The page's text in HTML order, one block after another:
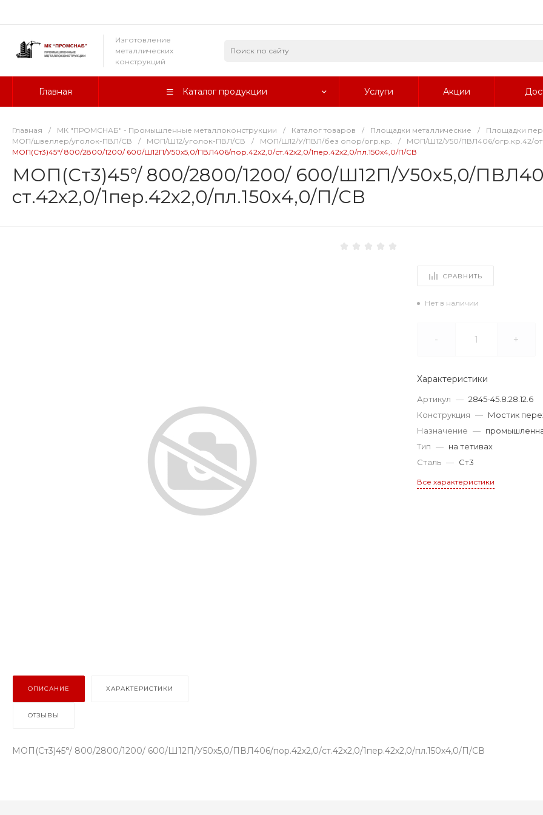
Изготовление
металлических
конструкций
Главная Каталог продукции Услуги Акции
Главная / МК "ПРОМСНАБ" - Промышленные металлоконструкции / Каталог товаров / Площадки металлические / Площадки
МОП/швеллер/уголок-ПВЛ/СВ
/ МОП/Ш12/уголок-ПВЛ/СВ / МОП/Ш12/У/ПВЛ/без опор/огр.кр. / МОП/Ш12/У50/ПВЛ406/огр.кр.42/
МОП(Ст3)45°/ 800/2800/1200/ 600/Ш12П/У50х5,0/ПВЛ406/пор.42х2,0/ст.42х2,0/1пер.42х2,0/пл.150х4,0/П/СВ
МОП(Ст3)45°/ 800/2800/1200/ 600/Ш12П/У50х5,0/
ст.42х2,0/1пер.42х2,0/пл.150х4,0/П/СВ
СРАВНИТЬ
Нет в наличии
- +
Характеристики
Артикул — 2845-45.8.28.12.6
Конструкция — Мостик
Назначение —
Тип — на тетивах
Сталь — Ст3
Все характеристики
ОПИСАНИЕ ХАРАКТЕРИСТИКИ
ОТЗЫВЫ
МОП(Ст3)45°/ 800/2800/1200/ 600/Ш12П/У50х5,0/ПВЛ406/пор.42х2,0/ст.42х2,0/1пер.42х2,0/пл.150х4,0/П/СВ